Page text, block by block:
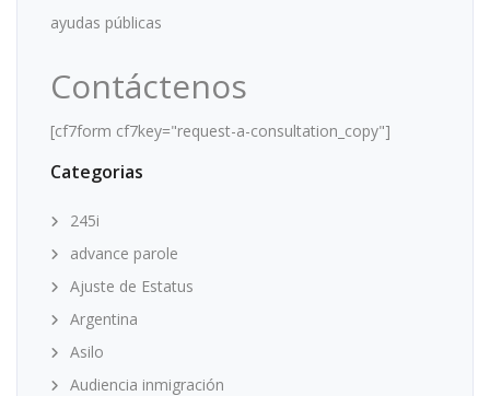
ayudas públicas
Contáctenos
[cf7form cf7key="request-a-consultation_copy"]
Categorias
245i
advance parole
Ajuste de Estatus
Argentina
Asilo
Audiencia inmigración